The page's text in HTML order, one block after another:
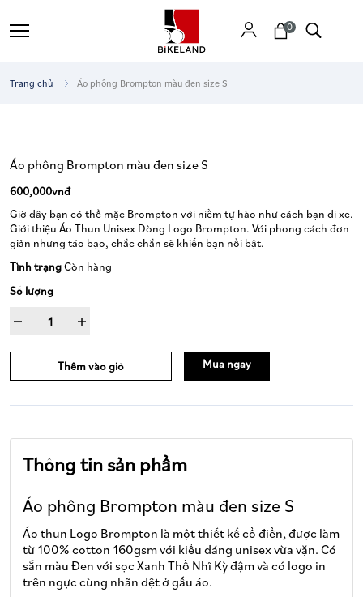
Tìm
0
Trang chủ Áo phông Brompton màu đen size S
Áo phông Brompton màu đen size S
600,000vnđ
Giờ đây bạn có thể mặc Brompton với niềm tự hào như cách bạn đi xe.
Giới thiệu Áo Thun Unisex Dòng Logo Brompton. Với phong cách đơn
giản nhưng táo bạo, chắc chắn sẽ khiến bạn nổi bật.
Tình trạngCòn hàng
Số lượng
Thêm vào giỏ Mua ngay
Thông tin sản phẩm
Áo phông Brompton màu đen size S
Áo thun Logo Brompton là một thiết kế cổ điển, được làm
từ 100% cotton 160gsm với kiểu dáng unisex vừa vặn. Có
sẵn màu Đen với sọc Xanh Thổ Nhĩ Kỳ đậm và có logo in
trên ngực cùng nhãn dệt ở gấu áo.